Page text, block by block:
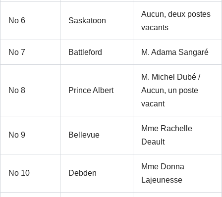
No 6 Saskatoon
Aucun, deux postes
vacants
No 7 Battleford M. Adama Sangaré
No 8 Prince Albert
M. Michel Dubé /
Aucun, un poste
vacant
No 9 Bellevue
Mme Rachelle
Deault
No 10 Debden
Mme Donna
Lajeunesse